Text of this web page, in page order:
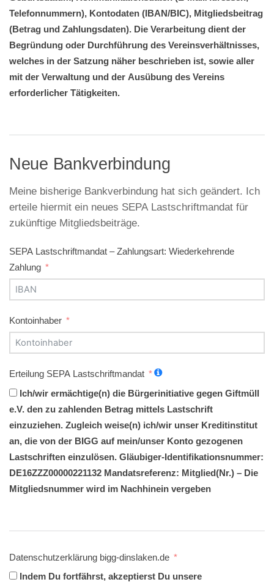
Telefonnummern), Kontodaten (IBAN/BIC), Mitgliedsbeitrag
(Betrag und Zahlungsdaten). Die Verarbeitung dient der
Begründung oder Durchführung des Vereinsverhältnisses,
welches in der Satzung näher beschrieben ist, sowie aller
mit der Verwaltung und der Ausübung des Vereins
erforderlicher Tätigkeiten.
Neue Bankverbindung
Meine bisherige Bankverbindung hat sich geändert. Ich
erteile hiermit ein neues SEPA Lastschriftmandat für
zukünftige Mitgliedsbeiträge.
SEPA Lastschriftmandat – Zahlungsart: Wiederkehrende
Zahlung
Kontoinhaber
Erteilung SEPA Lastschriftmandat
Ich/wir ermächtige(n) die Bürgerinitiative gegen Giftmüll
e.V. den zu zahlenden Betrag mittels Lastschrift
einzuziehen. Zugleich weise(n) ich/wir unser Kreditinstitut
an, die von der BIGG auf mein/unser Konto gezogenen
Lastschriften einzulösen. Gläubiger-Identifikationsnummer:
DE16ZZZ00000221132 Mandatsreferenz: Mitglied(Nr.) – Die
Mitgliedsnummer wird im Nachhinein vergeben
Datenschutzerklärung bigg-dinslaken.de
Indem Du fortfährst, akzeptierst Du unsere